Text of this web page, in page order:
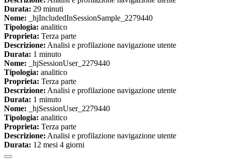
Durata: 29 minuti
Nome: _hjIncludedInSessionSample_2279440
Tipologia: analitico
Proprieta: Terza parte
Descrizione: Analisi e profilazione navigazione utente
Durata: 1 minuto
Nome: _hjSessionUser_2279440
Tipologia: analitico
Proprieta: Terza parte
Descrizione: Analisi e profilazione navigazione utente
Durata: 1 minuto
Nome: _hjSessionUser_2279440
Tipologia: analitico
Proprieta: Terza parte
Descrizione: Analisi e profilazione navigazione utente
Durata: 12 mesi 4 giorni